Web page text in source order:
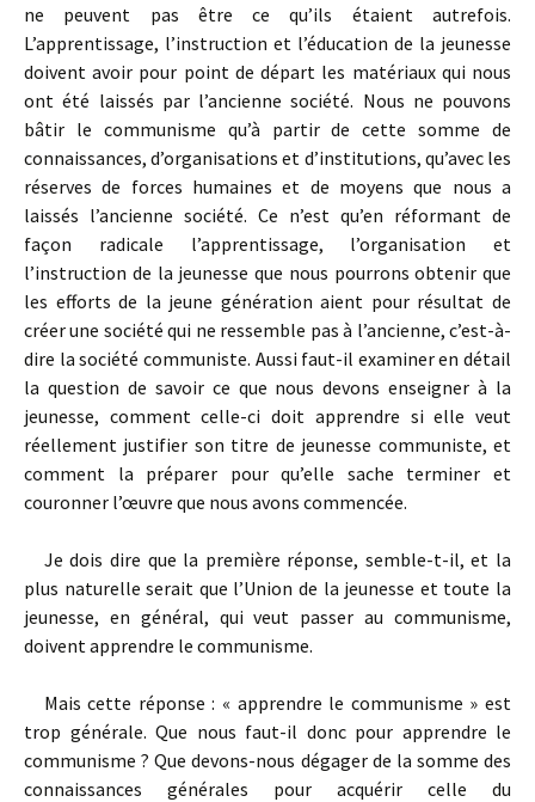
ne peuvent pas être ce qu’ils étaient autrefois.
L’apprentissage, l’instruction et l’éducation de la jeunesse
doivent avoir pour point de départ les matériaux qui nous
ont été laissés par l’ancienne société. Nous ne pouvons
bâtir le communisme qu’à partir de cette somme de
connaissances, d’organisations et d’institutions, qu’avec les
réserves de forces humaines et de moyens que nous a
laissés l’ancienne société. Ce n’est qu’en réformant de
façon radicale l’apprentissage, l’organisation et
l’instruction de la jeunesse que nous pourrons obtenir que
les efforts de la jeune génération aient pour résultat de
créer une société qui ne ressemble pas à l’ancienne, c’est-à-
dire la société communiste. Aussi faut-il examiner en détail
la question de savoir ce que nous devons enseigner à la
jeunesse, comment celle-ci doit apprendre si elle veut
réellement justifier son titre de jeunesse communiste, et
comment la préparer pour qu’elle sache terminer et
couronner l’œuvre que nous avons commencée.
Je dois dire que la première réponse, semble-t-il, et la
plus naturelle serait que l’Union de la jeunesse et toute la
jeunesse, en général, qui veut passer au communisme,
doivent apprendre le communisme.
Mais cette réponse : « apprendre le communisme » est
trop générale. Que nous faut-il donc pour apprendre le
communisme ? Que devons-nous dégager de la somme des
connaissances générales pour acquérir celle du